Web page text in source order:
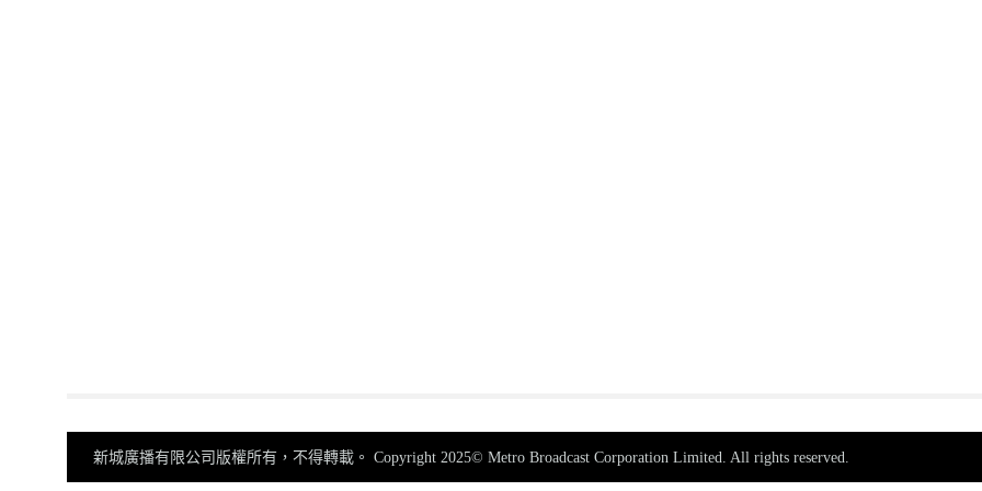
新城廣播有限公司版權所有，不得轉載。 Copyright 2025© Metro Broadcast Corporation Limited. All rights reserved.